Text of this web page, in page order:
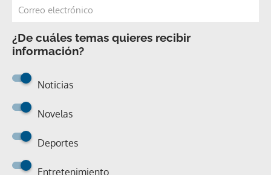
¿De cuáles temas quieres recibir
información?
Noticias
Novelas
Deportes
Entretenimiento